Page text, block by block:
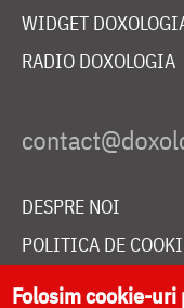
WIDGET
RADIO DOXOLOGIA
DESPRE NOI
POLITICA DE
DONEAZĂ ONLINE
Folosim cookie-